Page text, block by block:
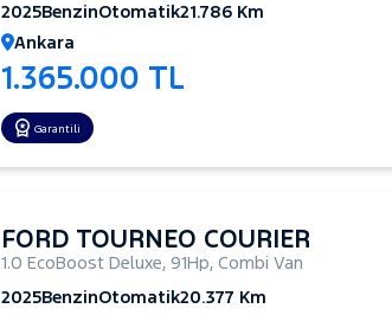
2025BenzinOtomatik21.786 Km
Ankara
1.365.000 TL
Garantili
FORD TOURNEO COURIER
1.0 EcoBoost Deluxe, 91Hp, Combi Van
2025BenzinOtomatik20.377 Km